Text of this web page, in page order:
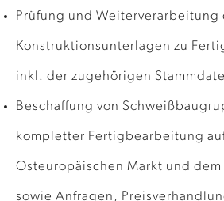
Prüfung und Weiterverarbeitung
Konstruktionsunterlagen zu
inkl. der zugehörigen
Beschaffung von
kompletter Fertigbearbeitung
Osteuropäischen Markt und
sowie Anfragen,